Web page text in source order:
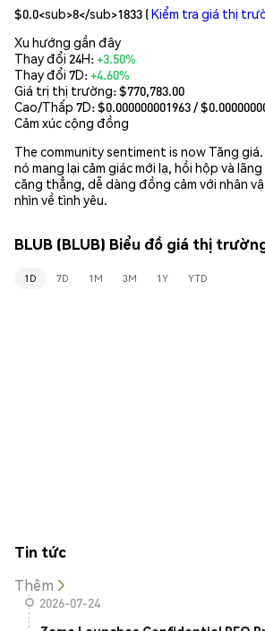
$0.0<sub>8</sub>1833 (Kiểm tra giá thị
Xu hướng gần đây
Thay đổi 24H:+3.50%
Thay đổi 7D:+4.60%
Giá trị thị trường:$770,783.00
Cao/Thấp 7D: $0.000000001963 / $
Cảm xúc cộng đồng
The community sentiment is now Tăng giá.
nó mang lại cảm giác mới lạ, hồi hộp và
căng thẳng, dễ dàng đồng cảm với nhân
nhìn về tình yêu.
BLUB (BLUB) Biểu đồ giá thị
1D 7D 1M 3M 1Y YTD
Tin tức
Thêm
2026-07-24